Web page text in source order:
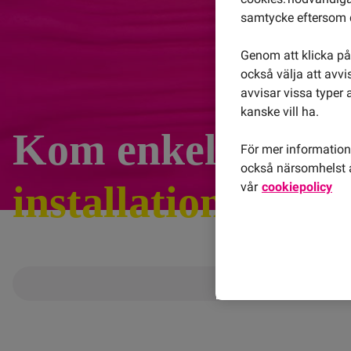
Kom enkelt
samtycke eftersom
Genom att klicka
också välja att
avvisar vissa typer
kanske vill ha.
För mer
också närsomhelst
vår cookiepolicy